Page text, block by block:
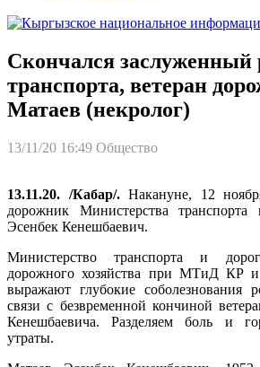
Скончался заслуженный
транспорта, ветеран
Матаев (некролог)
13/11/20 16:49 Общество
13.11.20. /Кабар/. Накануне, 12
дорожник Министерства
Эсенбек Кенешбаевич.
Министерство транспорта и
дорожного хозяйства при МТиД КР и
выражают глубокие
связи с безвременной кончиной
Кенешбаевича. Разделяем боль и
утраты.